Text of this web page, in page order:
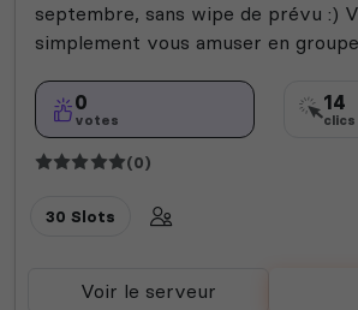
septembre, sans wipe de prévu :)
simplement vous amuser en
0
votes
14
clics
(0)
30 Slots
Voir le serveur